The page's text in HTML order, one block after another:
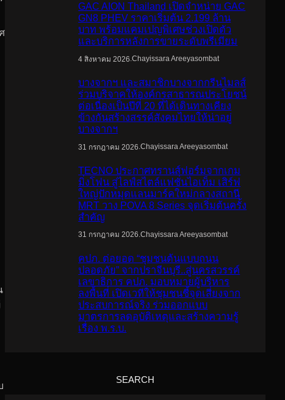
GAC AION Thailand เปิดจำหน่าย GAC
GN8 PHEV ราคาเริ่มต้น 2.199 ล้าน
บาท พร้อมแคมเปญพิเศษช่วงเปิดตัว
และบริการหลังการขายระดับพรีเมียม
4 สิงหาคม 2026.Chayissara Areeyasombat
บางจากฯ และสมาชิกบางจากกรีนไมลส์
ร่วมบริจาคให้องค์กรสาธารณประโยชน์
ต่อเนื่องเป็นปีที่ 20 ที่ได้เดินทางเคียง
ข้างกันสร้างสรรค์สังคมไทยให้น่าอยู่
บางจากฯ
31 กรกฎาคม 2026.Chayissara Areeyasombat
TECNO ประกาศทรานส์ฟอร์มจากเกม
มิ่งโฟน สู่ไลฟ์สไตล์แฟชั่นไอเท็ม เสิร์ฟ
ใหญ่ปักหมุดแลนมาร์คใหม่กลางสถานี
MRT วาง POVA 8 Series จุดเริ่มต้นครั้ง
สำคัญ
31 กรกฎาคม 2026.Chayissara Areeyasombat
คปภ. ต่อยอด “ชุมชนต้นแบบถนน
ปลอดภัย” จากปราจีนบุรี..สู่นครสวรรค์
เลขาธิการ คปภ. มอบหมายผู้บริหาร
ลงพื้นที่ เปิดเวทีให้ชุมชนชี้จุดเสี่ยงจาก
ประสบการณ์จริง ร่วมออกแบบ
มาตรการลดอุบัติเหตุและสร้างความรู้
เรื่อง พ.ร.บ.
SEARCH